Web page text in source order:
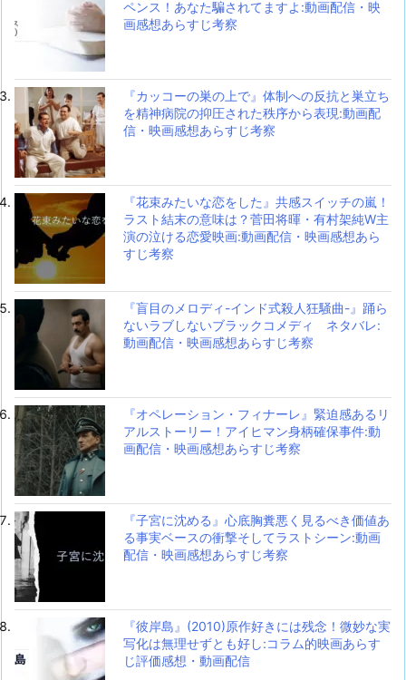
ペンス！あなた騙されてますよ:動画配信・映
画感想あらすじ考察
『カッコーの巣の上で』体制への反抗と巣立ち
を精神病院の抑圧された秩序から表現:動画配
信・映画感想あらすじ考察
『花束みたいな恋をした』共感スイッチの嵐！
ラスト結末の意味は？菅田将暉・有村架純W主
演の泣ける恋愛映画:動画配信・映画感想あら
すじ考察
『盲目のメロディ-インド式殺人狂騒曲-』踊ら
ないラブしないブラックコメディ ネタバレ:
動画配信・映画感想あらすじ考察
『オペレーション・フィナーレ』緊迫感あるリ
アルストーリー！アイヒマン身柄確保事件:動
画配信・映画感想あらすじ考察
『子宮に沈める』心底胸糞悪く見るべき価値あ
る事実ベースの衝撃そしてラストシーン:動画
配信・映画感想あらすじ考察
『彼岸島』(2010)原作好きには残念！微妙な実
写化は無理せずとも好し:コラム的映画あらす
じ評価感想・動画配信